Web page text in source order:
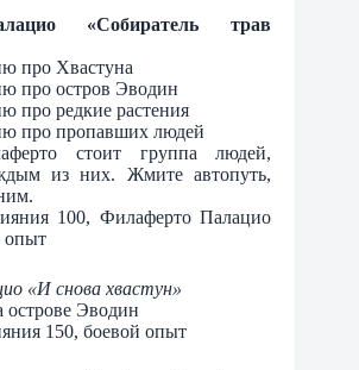
«Собиратель трав
про Хвастуна
про остров Эводин
про редкие растения
про пропавших людей
стоит группа людей,
из них. Жмите автопуть,
100, Филаферто Палацио
опыт
«Иснова хвастун»
острове Эводин
150, боевой опыт